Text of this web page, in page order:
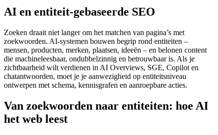
AI en entiteit-gebaseerde SEO
Zoeken draait niet langer om het matchen van pagina’s met
zoekwoorden. AI-systemen bouwen begrip rond entiteiten –
mensen, producten, merken, plaatsen, ideeën – en belonen content
die machineleesbaar, ondubbelzinnig en betrouwbaar is. Als je
zichtbaarheid wilt verdienen in AI Overviews, SGE, Copilot en
chatantwoorden, moet je je aanwezigheid op entiteitsniveau
ontwerpen met schema, kennisgrafen en aanroepbare acties.
Van zoekwoorden naar entiteiten: hoe AI
het web leest